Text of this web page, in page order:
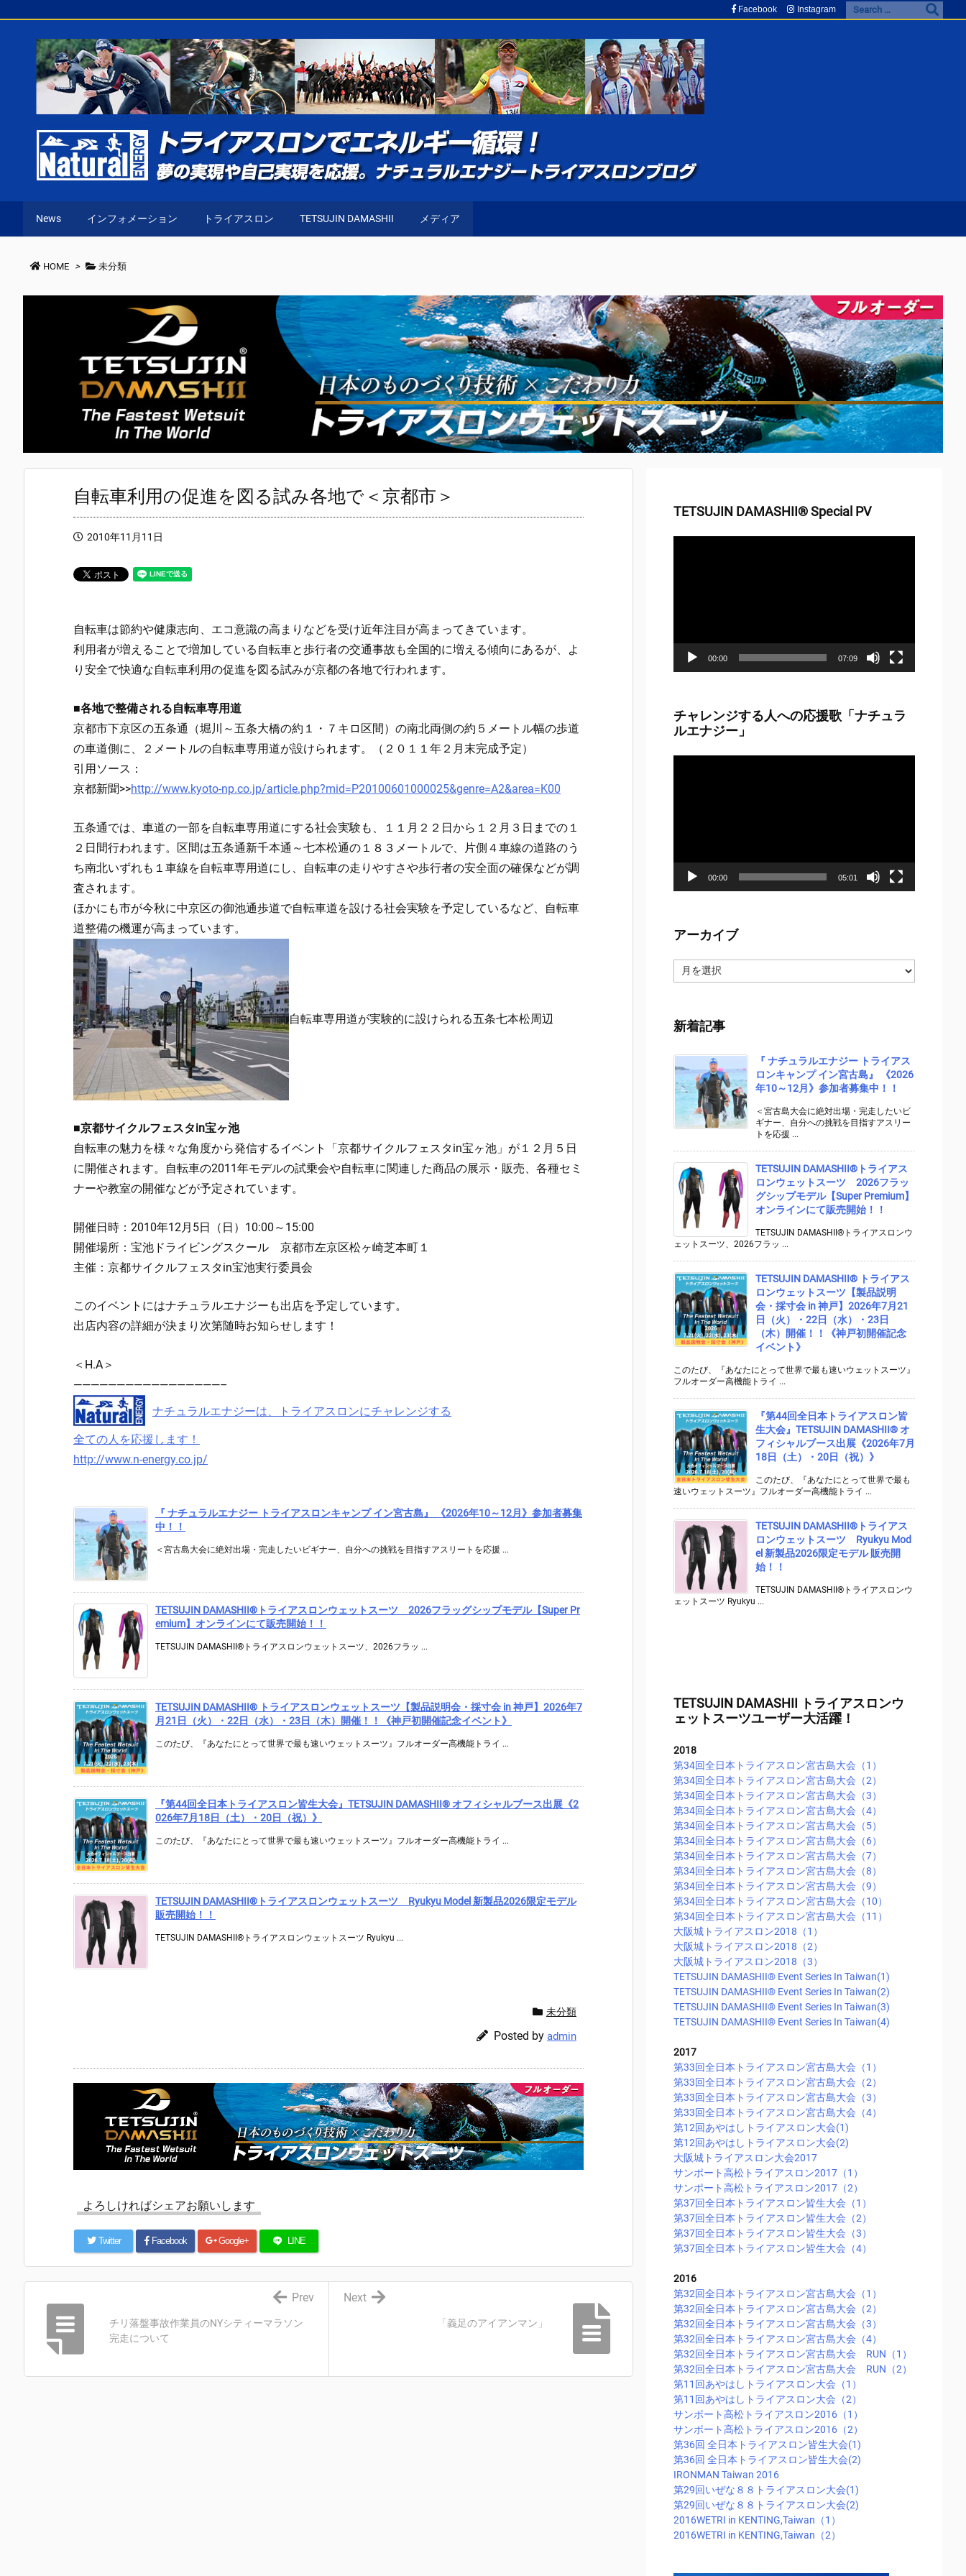
News インフォメーション トライアスロン TETSUJIN DAMASHII メディア
Facebook Instagram
HOME > 未分類
自転車利用の促進を図る試み各地で＜京都市＞
2010年11月11日
自転車は節約や健康志向、エコ意識の高まりなどを受け近年注目が高まってきています。
利用者が増えることで増加している自転車と歩行者の交通事故も全国的に増える傾向にあるが、よ
り安全で快適な自転車利用の促進を図る試みが京都の各地で行われます。
■各地で整備される自転車専用道
京都市下京区の五条通（堀川～五条大橋の約１・７キロ区間）の南北両側の約５メートル幅の歩道
の車道側に、２メートルの自転車専用道が設けられます。（２０１１年２月末完成予定）
引用ソース：
京都新聞>>http://www.kyoto-np.co.jp/article.php?mid=P20100601000025&genre=A2&area=K00
五条通では、車道の一部を自転車専用道にする社会実験も、１１月２２日から１２月３日までの１
２日間行われます。区間は五条通新千本通～七本松通の１８３メートルで、片側４車線の道路のう
ち南北いずれも１車線を自転車専用道にし、自転車の走りやすさや歩行者の安全面の確保などが調
査されます。
ほかにも市が今秋に中京区の御池通歩道で自転車道を設ける社会実験を予定しているなど、自転車
道整備の機運が高まっています。
自転車専用道が実験的に設けられる五条七本松周辺
■京都サイクルフェスタin宝ヶ池
自転車の魅力を様々な角度から発信するイベント「京都サイクルフェスタin宝ヶ池」が１２月５日
に開催されます。自転車の2011年モデルの試乗会や自転車に関連した商品の展示・販売、各種セミ
ナーや教室の開催などが予定されています。
開催日時：2010年12月5日（日）10:00～15:00
開催場所：宝池ドライビングスクール 京都市左京区松ヶ崎芝本町１
主催：京都サイクルフェスタin宝池実行委員会
このイベントにはナチュラルエナジーも出店を予定しています。
出店内容の詳細が決まり次第随時お知らせします！
＜H.A＞
—————————————————–
ナチュラルエナジーは、トライアスロンにチャレンジする
全ての人を応援します！
http://www.n-energy.co.jp/
『 ナチュラルエナジー トライアスロンキャンプ イン宮古島』 《2026年10～12月》参加者募集
中！！
＜宮古島大会に絶対出場・完走したいビギナー、自分への挑戦を目指すアスリートを応援 ...
TETSUJIN DAMASHII®︎トライアスロンウェットスーツ 2026フラッグシップモデル【Super Pr
emium】オンラインにて販売開始！！
TETSUJIN DAMASHII®トライアスロンウェットスーツ、2026フラッ ...
TETSUJIN DAMASHII® トライアスロンウェットスーツ【製品説明会・採寸会 in 神戸】2026年7
月21日（火）・22日（水）・23日（木）開催！！《神戸初開催記念イベント》
このたび、『あなたにとって世界で最も速いウェットスーツ』フルオーダー高機能トライ ...
『第44回全日本トライアスロン皆生大会』TETSUJIN DAMASHII® オフィシャルブース出展《2
026年7月18日（土）・20日（祝）》
このたび、『あなたにとって世界で最も速いウェットスーツ』フルオーダー高機能トライ ...
TETSUJIN DAMASHII®︎トライアスロンウェットスーツ Ryukyu Model 新製品2026限定モデル
販売開始！！
TETSUJIN DAMASHII®︎トライアスロンウェットスーツ Ryukyu ...
未分類
Posted by admin
よろしければシェアお願いします
Twitter Facebook Google+ LINE
「義足のアイアンマン」
Next
チリ落盤事故作業員のNYシティーマラソン
完走について
Prev
TETSUJIN DAMASHII® Special PV
00:00 07:09
チャレンジする人への応援歌「ナチュラ
ルエナジー」
00:00 05:01
アーカイブ
ー
ブ
新着記事
『 ナチュラルエナジー トライアス
ロンキャンプ イン宮古島』 《2026
年10～12月》参加者募集中！！
＜宮古島大会に絶対出場・完走したいビ
ギナー、自分への挑戦を目指すアスリー
トを応援 ...
TETSUJIN DAMASHII®︎トライアス
ロンウェットスーツ 2026フラッ
グシップモデル【Super Premium】
オンラインにて販売開始！！
TETSUJIN DAMASHII®トライアスロンウ
ェットスーツ、2026フラッ ...
TETSUJIN DAMASHII® トライアス
ロンウェットスーツ【製品説明
会・採寸会 in 神戸】2026年7月21
日（火）・22日（水）・23日
（木）開催！！《神戸初開催記念
イベント》
このたび、『あなたにとって世界で最も速いウェットスーツ』
フルオーダー高機能トライ ...
『第44回全日本トライアスロン皆
生大会』TETSUJIN DAMASHII® オ
フィシャルブース出展《2026年7月
18日（土）・20日（祝）》
このたび、『あなたにとって世界で最も
速いウェットスーツ』フルオーダー高機能トライ ...
TETSUJIN DAMASHII®︎トライアス
ロンウェットスーツ Ryukyu Mod
el 新製品2026限定モデル 販売開
始！！
TETSUJIN DAMASHII®︎トライアスロンウ
ェットスーツ Ryukyu ...
TETSUJIN DAMASHII トライアスロンウ
ェットスーツユーザー大活躍！
2018
第34回全日本トライアスロン宮古島大会（1）
第34回全日本トライアスロン宮古島大会（2）
第34回全日本トライアスロン宮古島大会（3）
第34回全日本トライアスロン宮古島大会（4）
第34回全日本トライアスロン宮古島大会（5）
第34回全日本トライアスロン宮古島大会（6）
第34回全日本トライアスロン宮古島大会（7）
第34回全日本トライアスロン宮古島大会（8）
第34回全日本トライアスロン宮古島大会（9）
第34回全日本トライアスロン宮古島大会（10）
第34回全日本トライアスロン宮古島大会（11）
大阪城トライアスロン2018（1）
大阪城トライアスロン2018（2）
大阪城トライアスロン2018（3）
TETSUJIN DAMASHII®︎ Event Series In Taiwan(1)
TETSUJIN DAMASHII®︎ Event Series In Taiwan(2)
TETSUJIN DAMASHII®︎ Event Series In Taiwan(3)
TETSUJIN DAMASHII®︎ Event Series In Taiwan(4)
2017
第33回全日本トライアスロン宮古島大会（1）
第33回全日本トライアスロン宮古島大会（2）
第33回全日本トライアスロン宮古島大会（3）
第33回全日本トライアスロン宮古島大会（4）
第12回あやはしトライアスロン大会(1)
第12回あやはしトライアスロン大会(2)
大阪城トライアスロン大会2017
サンポート高松トライアスロン2017（1）
サンポート高松トライアスロン2017（2）
第37回全日本トライアスロン皆生大会（1）
第37回全日本トライアスロン皆生大会（2）
第37回全日本トライアスロン皆生大会（3）
第37回全日本トライアスロン皆生大会（4）
2016
第32回全日本トライアスロン宮古島大会（1）
第32回全日本トライアスロン宮古島大会（2）
第32回全日本トライアスロン宮古島大会（3）
第32回全日本トライアスロン宮古島大会（4）
第32回全日本トライアスロン宮古島大会 RUN（1）
第32回全日本トライアスロン宮古島大会 RUN（2）
第11回あやはしトライアスロン大会（1）
第11回あやはしトライアスロン大会（2）
サンポート高松トライアスロン2016（1）
サンポート高松トライアスロン2016（2）
第36回 全日本トライアスロン皆生大会(1)
第36回 全日本トライアスロン皆生大会(2)
IRONMAN Taiwan 2016
第29回いぜな８８トライアスロン大会(1)
第29回いぜな８８トライアスロン大会(2)
2016WETRI in KENTING,Taiwan（1）
2016WETRI in KENTING,Taiwan（2）